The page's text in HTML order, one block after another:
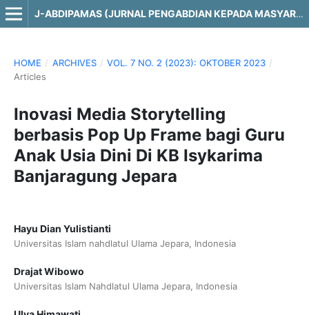
J-ABDIPAMAS (JURNAL PENGABDIAN KEPADA MASYARAKAT)
HOME / ARCHIVES / VOL. 7 NO. 2 (2023): OKTOBER 2023 /
Articles
Inovasi Media Storytelling
berbasis Pop Up Frame bagi Guru
Anak Usia Dini Di KB Isykarima
Banjaragung Jepara
Hayu Dian Yulistianti
Universitas Islam nahdlatul Ulama Jepara, Indonesia
Drajat Wibowo
Universitas Islam Nahdlatul Ulama Jepara, Indonesia